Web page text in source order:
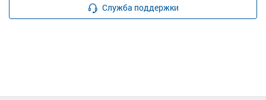
Служба поддержки